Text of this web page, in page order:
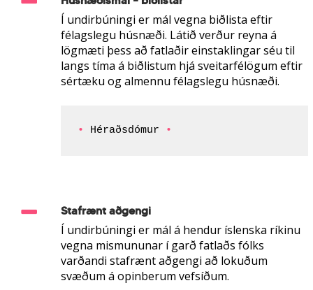
Í undirbúningi er mál vegna biðlista eftir
félagslegu húsnæði. Látið verður reyna á
lögmæti þess að fatlaðir einstaklingar séu til
langs tíma á biðlistum hjá sveitarfélögum eftir
sértæku og almennu félagslegu húsnæði.
• Héraðsdómur •
Stafrænt aðgengi
Í undirbúningi er mál á hendur íslenska ríkinu
vegna mismununar í garð fatlaðs fólks
varðandi stafrænt aðgengi að lokuðum
svæðum á opinberum vefsíðum.